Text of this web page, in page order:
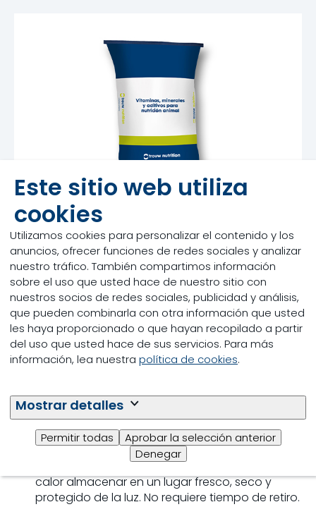
Este sitio web utiliza
cookies
Utilizamos cookies para personalizar el contenido y los
anuncios, ofrecer funciones de redes sociales y analizar
nuestro tráfico. También compartimos información
sobre el uso que usted hace de nuestro sitio con
nuestros socios de redes sociales, publicidad y análisis,
que pueden combinarla con otra información que usted
les haya proporcionado o que hayan recopilado a partir
del uso que usted hace de sus servicios. Para más
información, lea nuestra política de cookies.
Mostrar detalles
Permitir todas
Aprobar la selección anterior
Denegar
Beneficios
Nutrición de excelencia
Excelente conformación de las aves
Salud intestinal libre de trastornos digestivos
Especificaciones
Vía de administración: Oral.
Advertencias: No colocar el alimento debajo ni
muy cerca de las criadoras u otra fuente de
calor almacenar en un lugar fresco, seco y
protegido de la luz. No requiere tiempo de retiro.